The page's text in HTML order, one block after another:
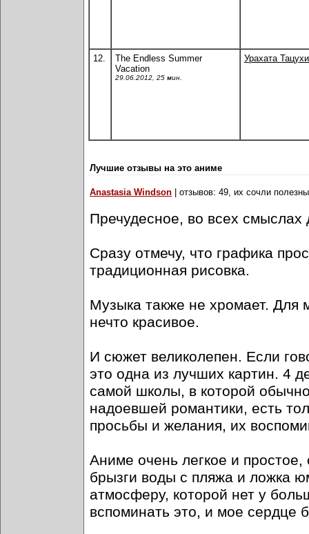
12.
The Endless Summer
Vacation
29.06.2012, 25 мин.
Урахата
Лучшие отзывы на это аниме
Anastasia Windson | отзывов: 49, их сочли
Пречудесное, во всех
Сразу отмечу, что графика
традиционная рисовка.
Музыка также не хромает. Для
нечто красивое.
И сюжет великолепен. Если
это одна из лучших картин. 4
самой школы, в которой
надоевшей романтики, есть
просьбы и желания, их
Аниме очень легкое и
брызги воды с пляжа и ложка
атмосферу, которой нет у
вспоминать это, и мое сердце